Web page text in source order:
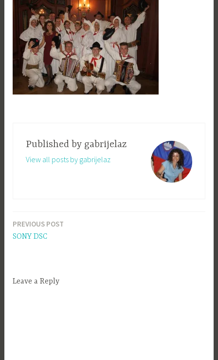
Published by gabrijelaz
View all posts by gabrijelaz
Navigacija
PREVIOUS POST
SONY DSC
Leave a Reply